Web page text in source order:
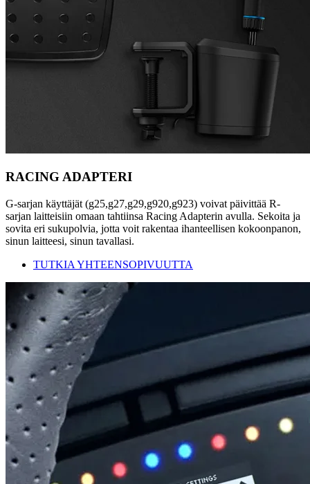
RACING ADAPTERI
G-sarjan käyttäjät (g25,g27,g29,g920,g923) voivat päivittää R-
sarjan laitteisiin omaan tahtiinsa Racing Adapterin avulla. Sekoita ja
sovita eri sukupolvia, jotta voit rakentaa ihanteellisen kokoonpanon,
sinun laitteesi, sinun tavallasi.
TUTKIA YHTEENSOPIVUUTTA